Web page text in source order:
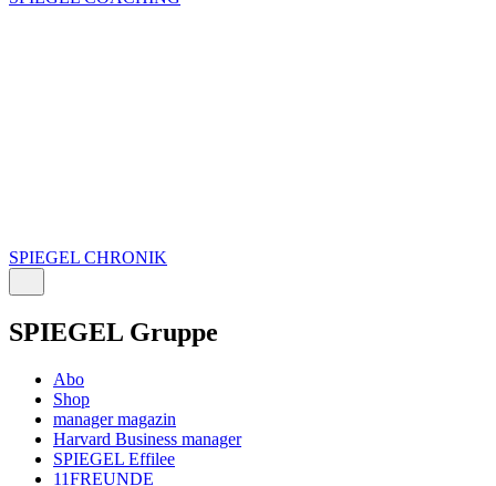
SPIEGEL CHRONIK
SPIEGEL Gruppe
Abo
Shop
manager magazin
Harvard Business manager
SPIEGEL Effilee
11FREUNDE